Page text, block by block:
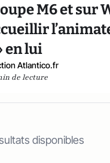
M6 et sur
en lui
Atlantico.fr
de lecture
disponibles